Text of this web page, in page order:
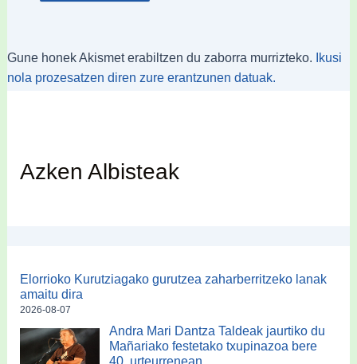
Gune honek Akismet erabiltzen du zaborra murrizteko.
Ikusi
nola prozesatzen diren zure erantzunen datuak.
Azken Albisteak
Elorrioko Kurutziagako gurutzea zaharberritzeko lanak
amaitu dira
2026-08-07
Andra Mari Dantza Taldeak jaurtiko du
Mañariako festetako txupinazoa bere
40. urteurrenean